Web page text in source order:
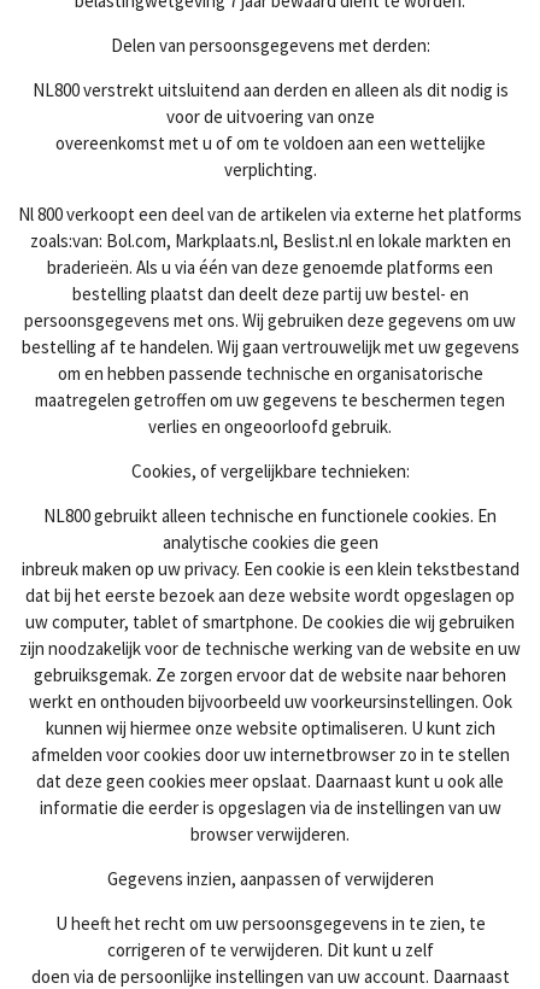
Delen van persoonsgegevens met derden:
NL800 verstrekt uitsluitend aan derden en alleen als dit nodig is
voor de uitvoering van onze
overeenkomst met u of om te voldoen aan een wettelijke
verplichting.
Nl 800 verkoopt een deel van de artikelen via externe het platforms
zoals:van: Bol.com, Markplaats.nl, Beslist.nl en lokale markten en
braderieën. Als u via één van deze genoemde platforms een
bestelling plaatst dan deelt deze partij uw bestel- en
persoonsgegevens met ons. Wij gebruiken deze gegevens om uw
bestelling af te handelen. Wij gaan vertrouwelijk met uw gegevens
om en hebben passende technische en organisatorische
maatregelen getroffen om uw gegevens te beschermen tegen
verlies en ongeoorloofd gebruik.
Cookies, of vergelijkbare technieken:
NL800 gebruikt alleen technische en functionele cookies. En
analytische cookies die geen
inbreuk maken op uw privacy. Een cookie is een klein tekstbestand
dat bij het eerste bezoek aan deze website wordt opgeslagen op
uw computer, tablet of smartphone. De cookies die wij gebruiken
zijn noodzakelijk voor de technische werking van de website en uw
gebruiksgemak. Ze zorgen ervoor dat de website naar behoren
werkt en onthouden bijvoorbeeld uw voorkeursinstellingen. Ook
kunnen wij hiermee onze website optimaliseren. U kunt zich
afmelden voor cookies door uw internetbrowser zo in te stellen
dat deze geen cookies meer opslaat. Daarnaast kunt u ook alle
informatie die eerder is opgeslagen via de instellingen van uw
browser verwijderen.
Gegevens inzien, aanpassen of verwijderen
U heeft het recht om uw persoonsgegevens in te zien, te
corrigeren of te verwijderen. Dit kunt u zelf
doen via de persoonlijke instellingen van uw account. Daarnaast